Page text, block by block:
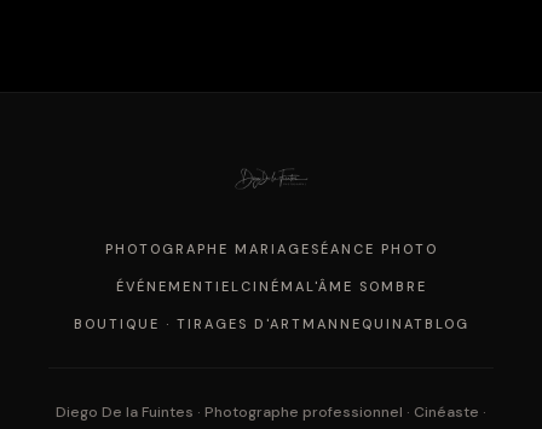
PHOTOGRAPHE MARIAGE SÉANCE PHOTO
ÉVÉNEMENTIEL CINÉMA L'ÂME SOMBRE
BOUTIQUE · TIRAGES D'ART MANNEQUINAT BLOG
Diego De la Fuintes · Photographe professionnel · Cinéaste ·